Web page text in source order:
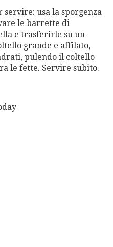
servire: usa la sporgenza
le barrette di
e trasferirle su un
grande e affilato,
pulendo il coltello
le fette. Servire subito.